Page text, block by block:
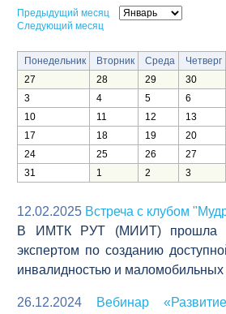
Предыдущий месяц
Следующий месяц
Понедельник Вторник Среда Четверг
27
28 29 30
3
4 5 6
10
11 12 13
17
18 19 20
24
25 26 27
31
1 2 3
12.02.2025 Встреча с клубом
В ИМТК РУТ (МИИТ) прошла
экспертом по созданию
инвалидностью и маломобильных
26.12.2024
Вебинар